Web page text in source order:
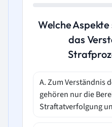
Welche
das
A. Zum Verständnis
gehören nur die
Straftatverfolgung